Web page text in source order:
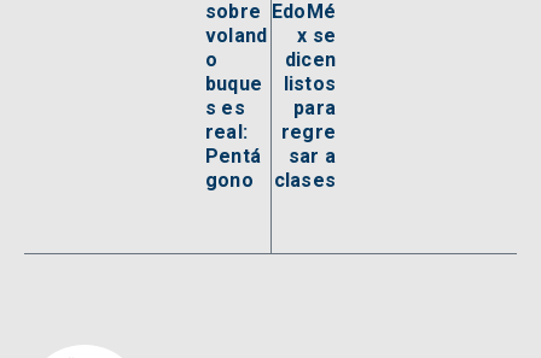
sobre
voland
o
buque
s es
real:
Pentá
gono
EdoMé
x se
dicen
listos
para
regre
sar a
clases